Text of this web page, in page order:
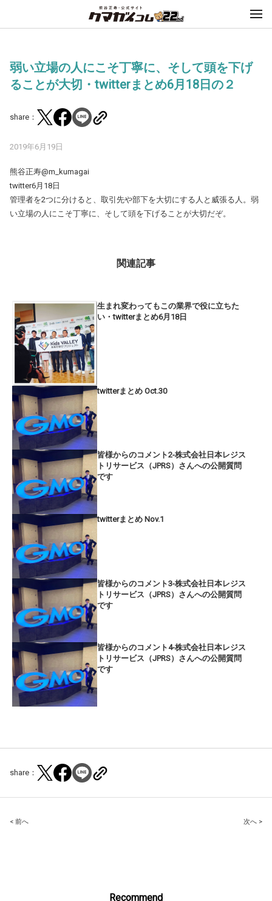
弱い立場の人にこそ丁寧に、そして頭を下げ
ることが大切・twitterまとめ6月18日の２
share：
2019年6月19日
熊谷正寿@m_kumagai
twitter6月18日
管理者を2つに分けると、取引先や部下を大切にする人と威張る人。弱
い立場の人にこそ丁寧に、そして頭を下げることが大切だぞ。
関連記事
生まれ変わってもこの業界で役に立ちた
い・twitterまとめ6月18日
twitterまとめ Oct.30
皆様からのコメント2-株式会社日本レジス
トリサービス（JPRS）さんへの公開質問
です
twitterまとめ Nov.1
皆様からのコメント3-株式会社日本レジス
トリサービス（JPRS）さんへの公開質問
です
皆様からのコメント4-株式会社日本レジス
トリサービス（JPRS）さんへの公開質問
です
share：
Post
< 前へ 次へ >
Recommend